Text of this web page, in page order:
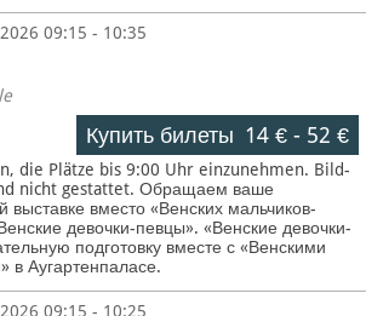
09:15 - 10:35
Купить билеты 14 €- 52 €
die Plätze bis 9:00 Uhr einzunehmen. Bild-
nicht gestattet.Обращаем ваше
выставке вместо «Венских мальчиков-
девочки-певцы». «Венские девочки-
подготовку вместе с «Венскими
в Аугартенпаласе.
09:15 - 10:25